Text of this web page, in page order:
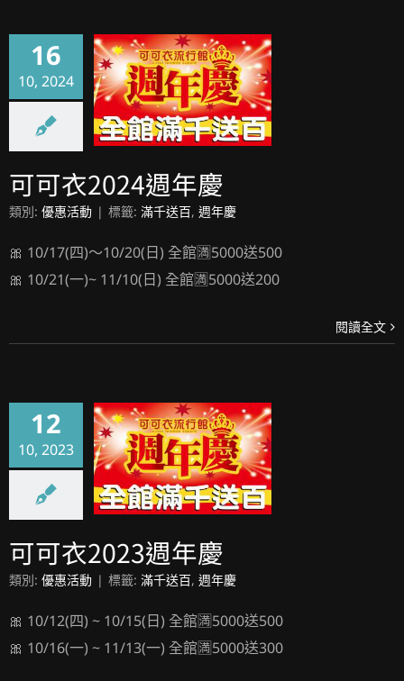
16
10, 2024
可可衣2024週年慶
類別: 優惠活動 | 標籤: 滿千送百, 週年慶
🎀 10/17(四)～10/20(日) 全館🈵5000送500
🎀 10/21(一)~ 11/10(日) 全館🈵5000送200
閱讀全文
12
10, 2023
可可衣2023週年慶
類別: 優惠活動 | 標籤: 滿千送百, 週年慶
🎀 10/12(四) ~ 10/15(日) 全館🈵5000送500
🎀 10/16(一) ~ 11/13(一) 全館🈵5000送300